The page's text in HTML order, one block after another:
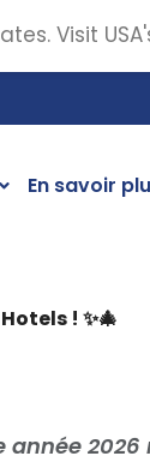
En savoir
! ✨🎄
année
Visit